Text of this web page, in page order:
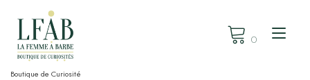
Boutique de Curiosité
0